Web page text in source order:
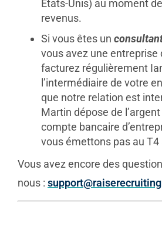
États-Unis) au moment
revenus.
Si vous êtes un
vous avez une
facturez régulièrement
l’intermédiaire de votre
que notre relation est
Martin dépose de
compte bancaire
vous émettons pas au T4
Vous avez encore des
nous :